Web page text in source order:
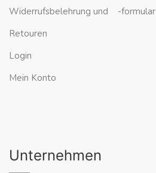
Widerrufsbelehrung und -formular
Retouren
Login
Mein Konto
Unternehmen